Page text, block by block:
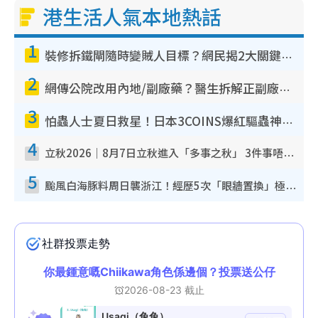
港生活人氣本地熱話
1 裝修拆鐵閘隨時變賊人目標？網民揭2大關鍵用途：裝新式等於白裝？附新舊鐵閘分別
2 網傳公院改用內地/副廠藥？醫生拆解正副廠分別 揭4類人換藥隨時出事
3 怕蟲人士夏日救星！日本3COINS爆紅驅蟲神器$45起 1招「全程免觸碰」輕鬆搞定小強
4 立秋2026｜8月7日立秋進入「多事之秋」 3件事唔做得！專家教6招開運 清枱頭／銀包納氣接好運
5 颱風白海豚料周日襲浙江！經歷5次「眼牆置換」極罕見 成登陸內地最長途颱風